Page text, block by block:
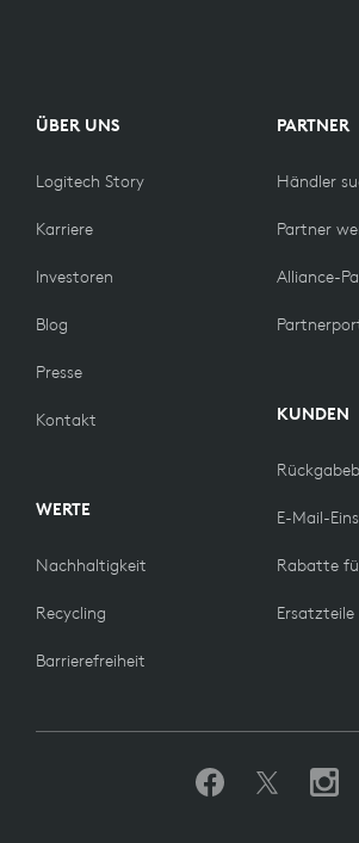
ÜBER UNS
Logitech Story
Karriere
Investoren
Blog
Presse
Kontakt
WERTE
Nachhaltigkeit
Recycling
Barrierefreiheit
PARTNER
Händler
Partner
Alliance-
KUNDEN
E-Mail-
Rabatte
Ersatzteile